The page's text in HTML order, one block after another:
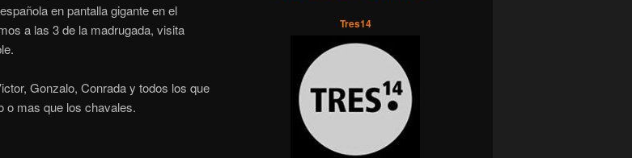
en pantalla gigante en el
a las 3 de la madrugada, visita
Gonzalo, Conrada y todos los que
o mas que los chavales.
Tres14